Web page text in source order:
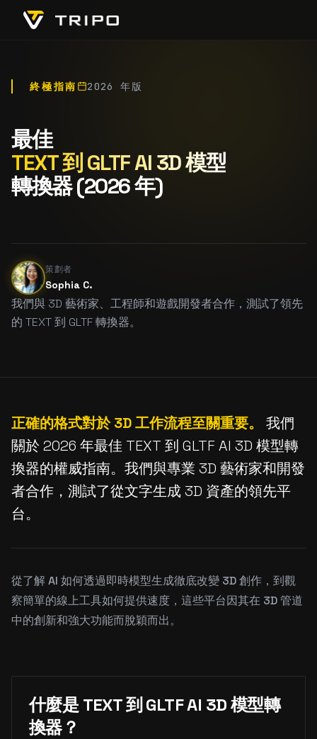
終極指南 2026 年版
最佳
TEXT 到 GLTF AI 3D 模型
轉換器 (2026 年)
策劃者
Sophia C.
我們與 3D 藝術家、工程師和遊戲開發者合作，測試了領先
的 TEXT 到 GLTF 轉換器。
正確的格式對於 3D 工作流程至關重要。
我們
關於 2026 年最佳 TEXT 到 GLTF AI 3D 模型轉
換器的權威指南。我們與專業 3D 藝術家和開發
者合作，測試了從文字生成 3D 資產的領先平
台。
從了解 AI 如何透過即時模型生成徹底改變 3D 創作，到觀
察簡單的線上工具如何提供速度，這些平台因其在 3D 管道
中的創新和強大功能而脫穎而出。
什麼是 TEXT 到 GLTF AI 3D 模型轉
換器？